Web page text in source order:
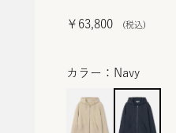
￥63,800
カラー：Navy